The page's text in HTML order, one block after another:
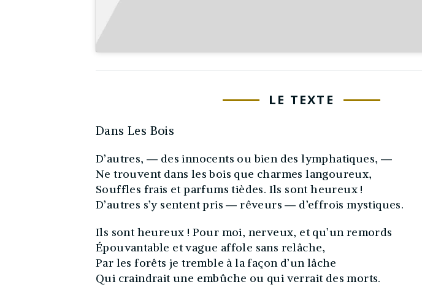
LE TEXTE
Dans Les Bois
D’autres, ― des innocents ou bien des lymphatiques, ―
Ne trouvent dans les bois que charmes langoureux,
Souffles frais et parfums tièdes. Ils sont heureux !
D’autres s’y sentent pris ― rêveurs ― d’effrois mystiques.
Ils sont heureux ! Pour moi, nerveux, et qu’un remords
Épouvantable et vague affole sans relâche,
Par les forêts je tremble à la façon d’un lâche
Qui craindrait une embûche ou qui verrait des morts.